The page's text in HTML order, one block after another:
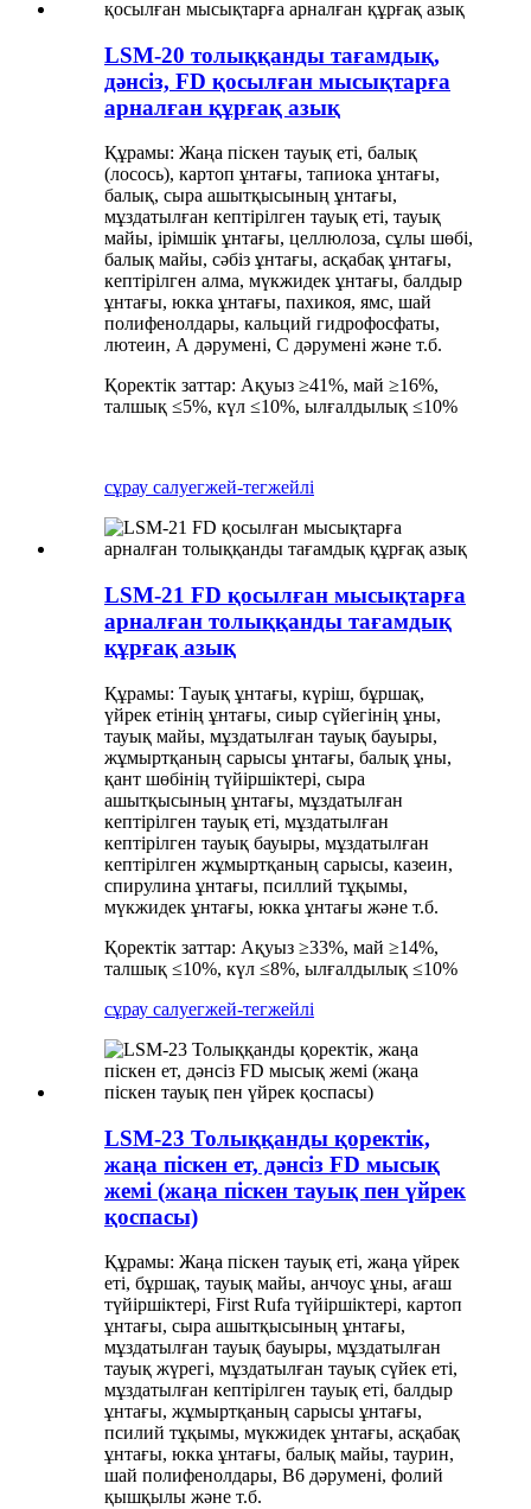
LSM-20 толыққанды тағамдық,
дәнсіз, FD қосылған мысықтарға
арналған құрғақ азық
Құрамы: Жаңа піскен тауық еті, балық
(лосось), картоп ұнтағы, тапиока ұнтағы,
балық, сыра ашытқысының ұнтағы,
мұздатылған кептірілген тауық еті, тауық
майы, ірімшік ұнтағы, целлюлоза, сұлы шөбі,
балық майы, сәбіз ұнтағы, асқабақ ұнтағы,
кептірілген алма, мүкжидек ұнтағы, балдыр
ұнтағы, юкка ұнтағы, пахикоя, ямс, шай
полифенолдары, кальций гидрофосфаты,
лютеин, А дәрумені, С дәрумені және т.б.
Қоректік заттар: Ақуыз ≥41%, май ≥16%,
талшық ≤5%, күл ≤10%, ылғалдылық ≤10%
сұрау салуегжей-тегжейлі
LSM-21 FD қосылған мысықтарға
арналған толыққанды тағамдық
құрғақ азық
Құрамы: Тауық ұнтағы, күріш, бұршақ,
үйрек етінің ұнтағы, сиыр сүйегінің ұны,
тауық майы, мұздатылған тауық бауыры,
жұмыртқаның сарысы ұнтағы, балық ұны,
қант шөбінің түйіршіктері, сыра
ашытқысының ұнтағы, мұздатылған
кептірілген тауық еті, мұздатылған
кептірілген тауық бауыры, мұздатылған
кептірілген жұмыртқаның сарысы, казеин,
спирулина ұнтағы, псиллий тұқымы,
мүкжидек ұнтағы, юкка ұнтағы және т.б.
Қоректік заттар: Ақуыз ≥33%, май ≥14%,
талшық ≤10%, күл ≤8%, ылғалдылық ≤10%
сұрау салуегжей-тегжейлі
LSM-23 Толыққанды қоректік,
жаңа піскен ет, дәнсіз FD мысық
жемі (жаңа піскен тауық пен үйрек
қоспасы)
Құрамы: Жаңа піскен тауық еті, жаңа үйрек
еті, бұршақ, тауық майы, анчоус ұны, ағаш
түйіршіктері, First Rufa түйіршіктері, картоп
ұнтағы, сыра ашытқысының ұнтағы,
мұздатылған тауық бауыры, мұздатылған
тауық жүрегі, мұздатылған тауық сүйек еті,
мұздатылған кептірілген тауық еті, балдыр
ұнтағы, жұмыртқаның сарысы ұнтағы,
псилий тұқымы, мүкжидек ұнтағы, асқабақ
ұнтағы, юкка ұнтағы, балық майы, таурин,
шай полифенолдары, В6 дәрумені, фолий
қышқылы және т.б.